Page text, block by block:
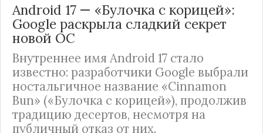
Android 17 — «Булочка с корицей»:
Google раскрыла сладкий секрет
новой ОС
Внутреннее имя Android 17 стало
известно: разработчики Google выбрали
ностальгичное название «Cinnamon
Bun» («Булочка с корицей»), продолжив
традицию десертов, несмотря на
публичный отказ от них.